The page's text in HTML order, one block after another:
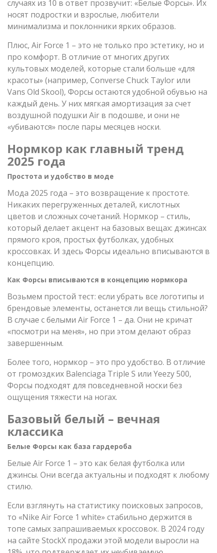
случаях из 10 в ответ прозвучит: «Белые Форсы». Их
носят подростки и взрослые, любители
минимализма и поклонники ярких образов.
Плюс, Air Force 1 – это не только про эстетику, но и
про комфорт. В отличие от многих других
культовых моделей, которые стали больше «для
красоты» (например, Converse Chuck Taylor или
Vans Old Skool), Форсы остаются удобной обувью на
каждый день. У них мягкая амортизация за счет
воздушной подушки Air в подошве, и они не
«убиваются» после пары месяцев носки.
Нормкор как главный тренд
2025 года
Простота и удобство в моде
Мода 2025 года – это возвращение к простоте.
Никаких перегруженных деталей, кислотных
цветов и сложных сочетаний. Нормкор – стиль,
который делает акцент на базовых вещах: джинсах
прямого кроя, простых футболках, удобных
кроссовках. И здесь Форсы идеально вписываются в
концепцию.
Как Форсы вписываются в концепцию нормкора
Возьмем простой тест: если убрать все логотипы и
брендовые элементы, останется ли вещь стильной?
В случае с белыми Air Force 1 – да. Они не кричат
«посмотри на меня», но при этом делают образ
завершенным.
Более того, нормкор – это про удобство. В отличие
от громоздких Balenciaga Triple S или Yeezy 500,
Форсы подходят для повседневной носки без
ощущения тяжести на ногах.
Базовый белый – вечная
классика
Белые Форсы как база гардероба
Белые Air Force 1 – это как белая футболка или
джинсы. Они всегда актуальны и подходят к любому
стилю.
Если взглянуть на статистику поисковых запросов,
то «Nike Air Force 1 white» стабильно держится в
топе самых запрашиваемых кроссовок. В 2024 году
на сайте StockX продажи этой модели выросли на